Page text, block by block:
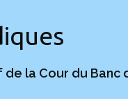
la Cour du Banc